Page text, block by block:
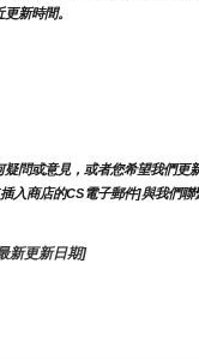
新時間。
問或意見，或者您希望我們更
入商店的CS電子郵件]與我們聯
新更新日期]